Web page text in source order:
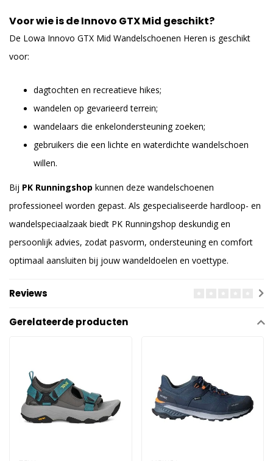
Voor wie is de Innovo GTX Mid geschikt?
De Lowa Innovo GTX Mid Wandelschoenen Heren is geschikt
voor:
dagtochten en recreatieve hikes;
wandelen op gevarieerd terrein;
wandelaars die enkelondersteuning zoeken;
gebruikers die een lichte en waterdichte wandelschoen
willen.
Bij PK Runningshop kunnen deze wandelschoenen
professioneel worden gepast. Als gespecialiseerde hardloop- en
wandelspeciaalzaak biedt PK Runningshop deskundig en
persoonlijk advies, zodat pasvorm, ondersteuning en comfort
optimaal aansluiten bij jouw wandeldoelen en voettype.
Reviews
Gerelateerde producten